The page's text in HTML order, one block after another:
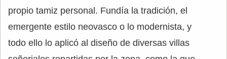
propio tamiz personal. Fundía la tradición, el
emergente estilo neovasco o lo modernista, y
todo ello lo aplicó al diseño de diversas villas